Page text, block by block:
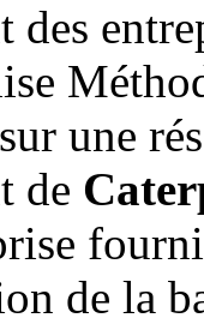
des
une
de
de la